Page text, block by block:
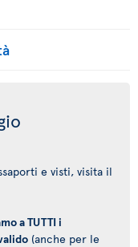
e visti, visita il
a TUTTI i
(anche per le